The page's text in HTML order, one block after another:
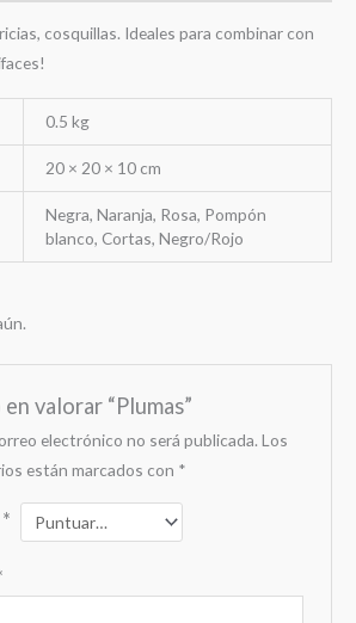
cosquillas. Ideales para combinar con
0.5 kg
20 × 20 × 10 cm
Negra, Naranja, Rosa, Pompón
blanco, Cortas, Negro/Rojo
valorar “Plumas”
electrónico no será publicada. Los
están marcados con *
*